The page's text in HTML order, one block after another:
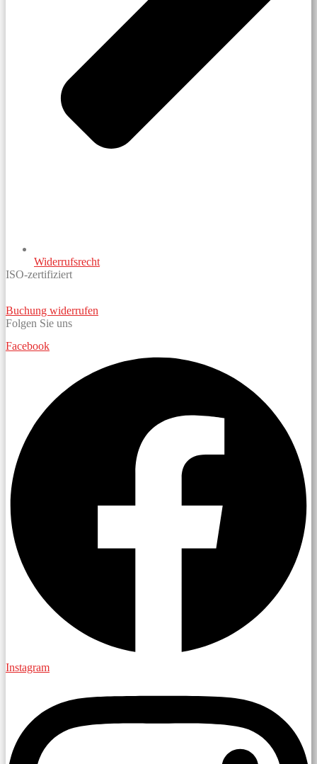
Widerrufsrecht
ISO-zertifiziert
Buchung widerrufen
Folgen Sie uns
Facebook
Instagram